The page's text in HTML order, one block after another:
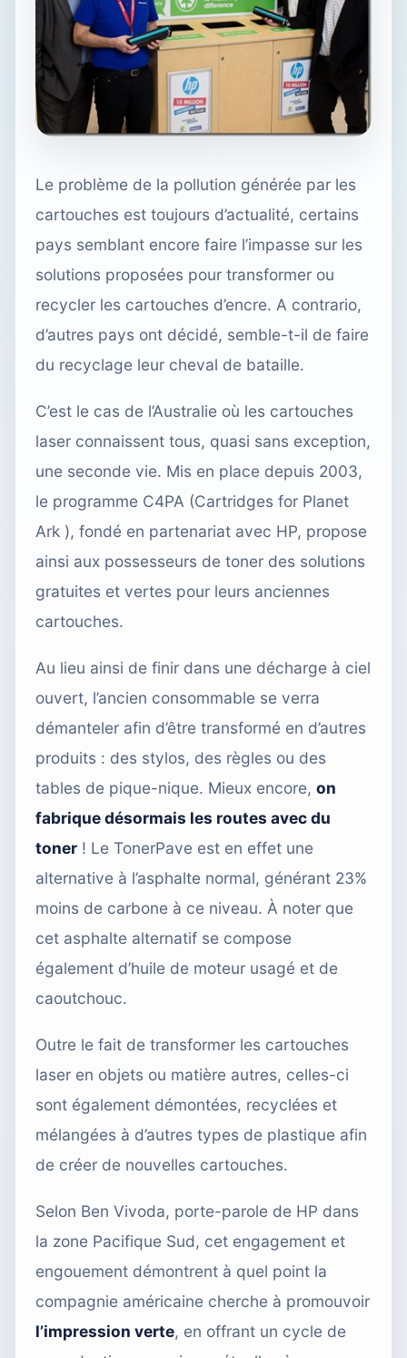
Le problème de la pollution générée par les
cartouches est toujours d’actualité, certains
pays semblant encore faire l’impasse sur les
solutions proposées pour transformer ou
recycler les cartouches d’encre. A contrario,
d’autres pays ont décidé, semble-t-il de faire
du recyclage leur cheval de bataille.
C’est le cas de l’Australie où les cartouches
laser connaissent tous, quasi sans exception,
une seconde vie. Mis en place depuis 2003,
le programme C4PA (Cartridges for Planet
Ark ), fondé en partenariat avec HP, propose
ainsi aux possesseurs de toner des solutions
gratuites et vertes pour leurs anciennes
cartouches.
Au lieu ainsi de finir dans une décharge à ciel
ouvert, l’ancien consommable se verra
démanteler afin d’être transformé en d’autres
produits : des stylos, des règles ou des
tables de pique-nique. Mieux encore, on
fabrique désormais les routes avec du
toner ! Le TonerPave est en effet une
alternative à l’asphalte normal, générant 23%
moins de carbone à ce niveau. À noter que
cet asphalte alternatif se compose
également d’huile de moteur usagé et de
caoutchouc.
Outre le fait de transformer les cartouches
laser en objets ou matière autres, celles-ci
sont également démontées, recyclées et
mélangées à d’autres types de plastique afin
de créer de nouvelles cartouches.
Selon Ben Vivoda, porte-parole de HP dans
la zone Pacifique Sud, cet engagement et
engouement démontrent à quel point la
compagnie américaine cherche à promouvoir
l’impression verte, en offrant un cycle de